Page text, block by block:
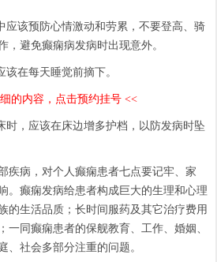
该预防心情激动和劳累，不要登高、骑
，避免癫痫病发病时出现意外。
在每天睡觉前摘下。
的内容，点击预约挂号 <<
，应该在床边增多护档，以防发病时坠
病，对个人癫痫患者七点要记牢、家
。癫痫发病给患者构成巨大的生理和心理
的生活品质；长时间服药及其它治疗费用
一同癫痫患者的保舰教育、工作、婚姻、
、社会多部分注重的问题。